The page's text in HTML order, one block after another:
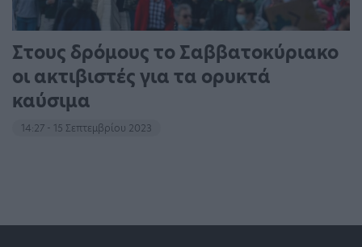
Στους δρόμους το Σαββατοκύριακο
οι ακτιβιστές για τα ορυκτά
καύσιμα
14:27 - 15 Σεπτεμβρίου 2023